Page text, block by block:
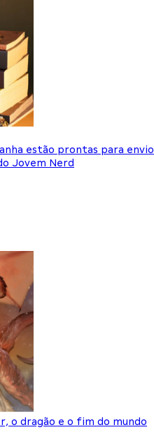
estão prontas para envio
Jovem Nerd
o dragão e o fim do mundo